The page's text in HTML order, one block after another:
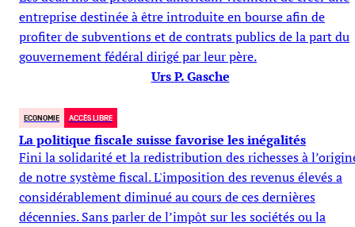
entreprise destinée à être introduite en bourse afin de
profiter de subventions et de contrats publics de la part du
gouvernement fédéral dirigé par leur père.
Urs P. Gasche
ECONOMIE ACCÈS LIBRE
La politique fiscale suisse favorise les inégalités
Fini la solidarité et la redistribution des richesses à
de notre système fiscal. L'imposition des revenus élevés a
considérablement diminué au cours de ces dernières
décennies. Sans parler de l’impôt sur les sociétés ou la